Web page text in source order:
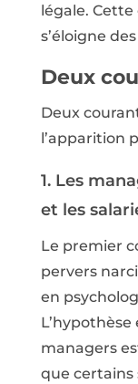
légale.
s’éloigne
Deux
Deux
l’apparition
1. Les
et les
Le premier
pervers
en
managers
que certains